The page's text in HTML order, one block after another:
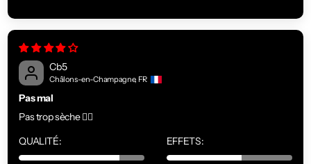
Cb5
Châlons-en-Champagne, FR
Pas mal
Pas trop sèche 👌🏻
QUALITÉ:
EFFETS: